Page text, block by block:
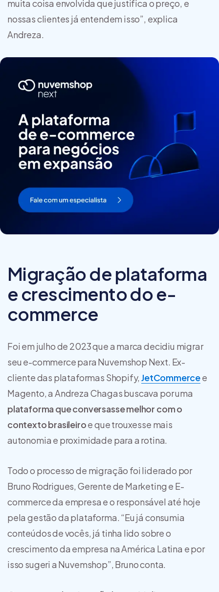
muita coisa envolvida que justifica o preço, e
nossas clientes já entendem isso”, explica
Andreza.
Migração de plataforma
e crescimento do e-
commerce
Foi em julho de 2023 que a marca decidiu migrar
seu e-commerce para Nuvemshop Next. Ex-
cliente das plataformas Shopify,JetCommercee
Magento, a Andreza Chagas buscava por uma
plataforma que conversasse melhor com o
contexto brasileiroe que trouxesse mais
autonomia e proximidade para a rotina.
Todo o processo de migração foi liderado por
Bruno Rodrigues, Gerente de Marketing e E-
commerce da empresa e o responsável até hoje
pela gestão da plataforma. “Eu já consumia
conteúdos de vocês, já tinha lido sobre o
crescimento da empresa na América Latina e por
isso sugeri a Nuvemshop”, Bruno conta.